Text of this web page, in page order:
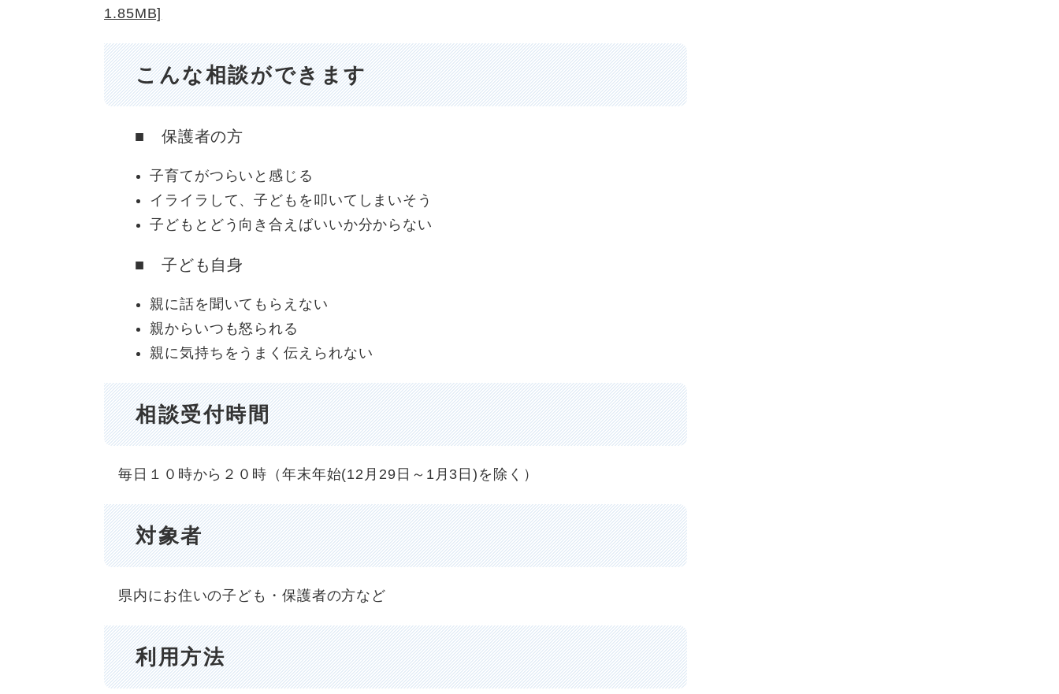
1.85MB]
こんな相談ができます
■ 保護者の方
子育てがつらいと感じる
イライラして、子どもを叩いてしまいそう
子どもとどう向き合えばいいか分からない
■ 子ども自身
親に話を聞いてもらえない
親からいつも怒られる
親に気持ちをうまく伝えられない
相談受付時間
毎日１０時から２０時（年末年始(12月29日～1月3日)を除く）
対象者
県内にお住いの子ども・保護者の方など
利用方法